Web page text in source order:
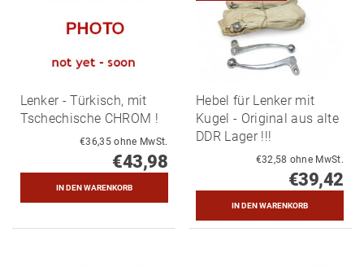
Lenker - Türkisch, mit
Tschechische CHROM !
€36,35 ohne MwSt.
€43,98
Hebel für Lenker mit
Kugel - Original aus alte
DDR Lager !!!
€32,58 ohne MwSt.
€39,42